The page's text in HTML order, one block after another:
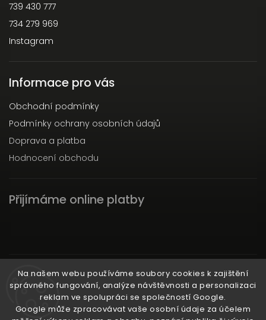
Na našem webu používáme soubory cookies k zajištění
správného fungování, analýze návštěvnosti a personalizaci
reklam ve spolupráci se společností Google.
Google může zpracovávat vaše osobní údaje za účelem
739 430 777
734 279 969
Instagram
Informace pro vás
Obchodní podmínky
Podmínky ochrany osobních údajů
Doprava a platba
Hodnocení obchodu
Přijímáme online platby
Instagram